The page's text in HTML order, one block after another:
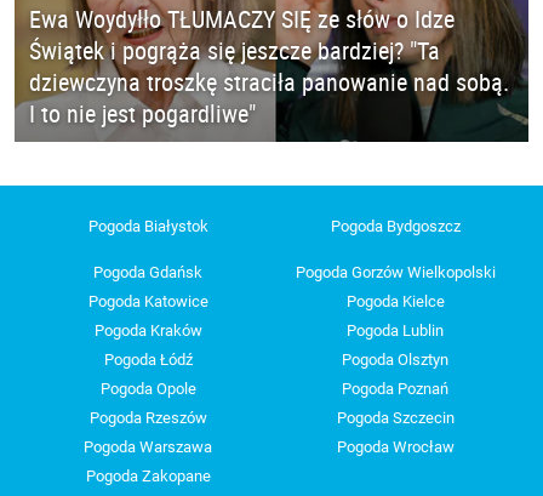
Ewa Woydyłło TŁUMACZY SIĘ ze słów o Idze
Świątek i pogrąża się jeszcze bardziej? "Ta
dziewczyna troszkę straciła panowanie nad sobą.
I to nie jest pogardliwe"
Pogoda Białystok Pogoda Bydgoszcz
Pogoda Gdańsk
Pogoda Gorzów Wielkopolski
Pogoda Katowice
Pogoda Kielce
Pogoda Kraków
Pogoda Lublin
Pogoda Łódź
Pogoda Olsztyn
Pogoda Opole
Pogoda Poznań
Pogoda Rzeszów
Pogoda Szczecin
Pogoda Warszawa
Pogoda Wrocław
Pogoda Zakopane